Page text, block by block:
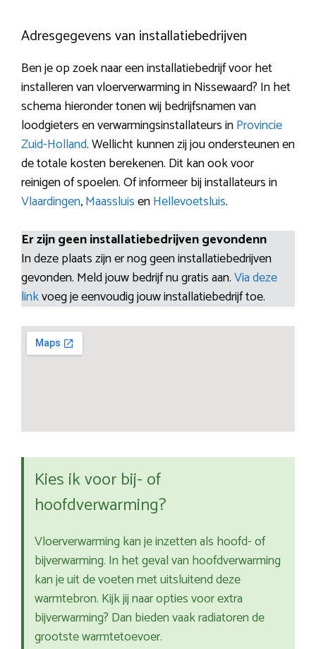
Adresgegevens van installatiebedrijven
Ben je op zoek naar een installatiebedrijf voor het
installeren van vloerverwarming in Nissewaard? In het
schema hieronder tonen wij bedrijfsnamen van
loodgieters en verwarmingsinstallateurs inProvincie
Zuid-Holland. Wellicht kunnen zij jou ondersteunen en
de totale kosten berekenen. Dit kan ook voor
reinigen of spoelen. Of informeer bij installateurs in
Vlaardingen,MaassluisenHellevoetsluis.
Er zijn geen installatiebedrijven gevondenn
In deze plaats zijn er nog geen installatiebedrijven
gevonden. Meld jouw bedrijf nu gratis aan.Via deze
linkvoeg je eenvoudig jouw installatiebedrijf toe.
Kies ik voor bij- of
hoofdverwarming?
Vloerverwarming kan je inzetten als hoofd- of
bijverwarming. In het geval van hoofdverwarming
kan je uit de voeten met uitsluitend deze
warmtebron. Kijk jij naar opties voor extra
bijverwarming? Dan bieden vaak radiatoren de
grootste warmtetoevoer.